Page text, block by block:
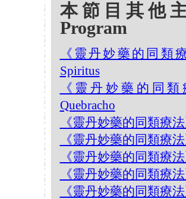
本節目其他
Program
《靈丹妙藥的同類
Spiritus
《靈丹妙藥的同類
Quebracho
《靈丹妙藥的同類療
《靈丹妙藥的同類療
《靈丹妙藥的同類療
《靈丹妙藥的同類療
《靈丹妙藥的同類療